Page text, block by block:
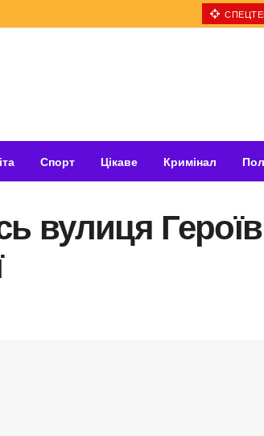
Спорт Цікаве Кримінал
вулиця Героїв